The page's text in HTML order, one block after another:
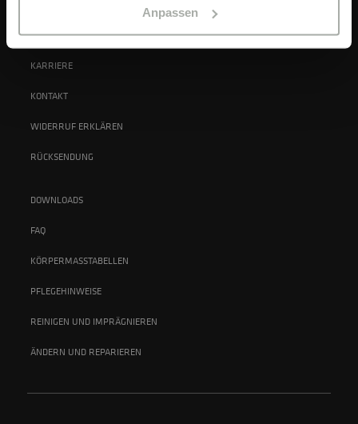
Anpassen
SCHÖFFEL
KARRIERE
KONTAKT
WIDERRUF ERKLÄREN
RÜCKSENDUNG
DOWNLOADS
FAQ
KÖRPERMASSTABELLEN
PFLEGEHINWEISE
REINIGEN UND IMPRÄGNIEREN
ÄNDERN UND REPARIEREN